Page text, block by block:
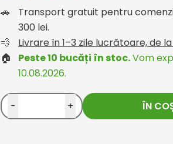
🚗
Transport gratuit pentru
300 lei.
💨
Livrare în 1–3 zile lucrătoare, de la
🏠
Peste 10 bucăți în stoc.Vom
10.08.2026.
- + ÎN